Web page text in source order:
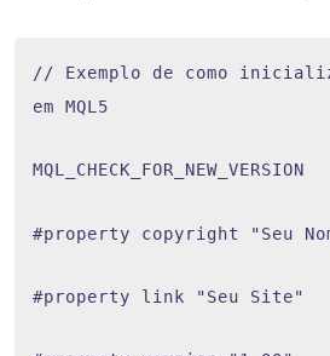
// Exemplo de como
em MQL5
MQL_CHECK_FOR_NEW_VERSION
#property copyright "Seu
#property link "Seu Site"